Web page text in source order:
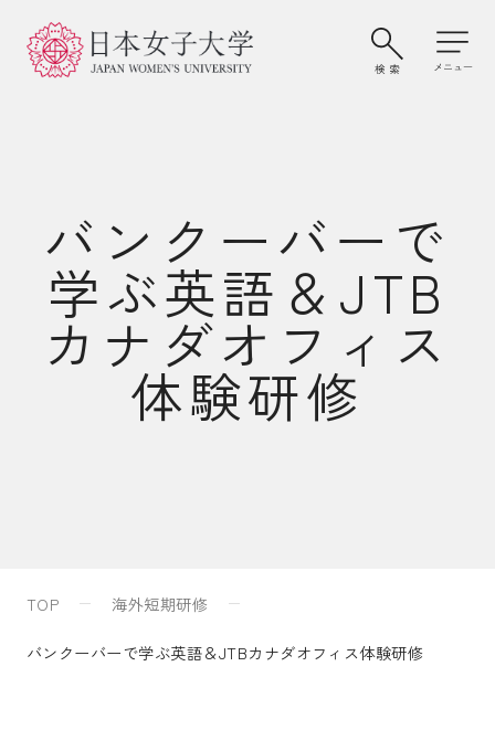
大学案内・学びの特色
バンクーバーで
学ぶ英語＆JTB
カナダオフィス
体験研修
TOP 海外短期研修
バンクーバーで学ぶ英語＆JTBカナダオフィス体験研修